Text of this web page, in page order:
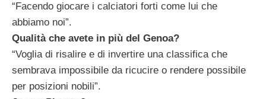
“Facendo giocare i calciatori forti come lui che
abbiamo noi”.
Qualità che avete in più del Genoa?
“Voglia di risalire e di invertire una classifica che
sembrava impossibile da ricucire o rendere possibile
per posizioni nobili”.